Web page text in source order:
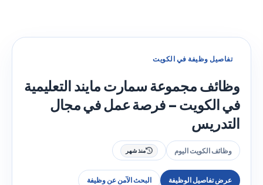
تفاصيل وظيفة في الكويت
وظائف مجموعة سمارت مايند التعليمية
في الكويت – فرصة عمل في مجال
التدريس
وظائف الكويت اليوم منذ شهر
عرض تفاصيل الوظيفة البحث الآمن عن وظيفة